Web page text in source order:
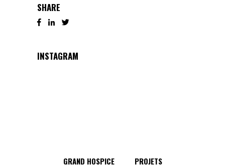
SHARE
INSTAGRAM
GRAND HOSPICE PROJETS